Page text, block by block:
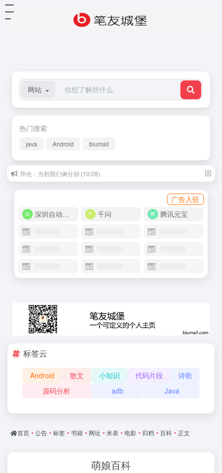
网站
热门搜索
java Android biumall
拜伦：当初我们俩分别 (10/28)
广告入驻
深圳自动化商城
千问 腾讯元宝
标签云
Android 散文 小知识 代码片段
诗歌
源码分析
adb Java
首页 • 公告 • 标签 • 书籍 • 网址 • 米表 • 电影 • 归档 • 百科 • 正文
萌娘百科